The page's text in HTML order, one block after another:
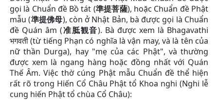
gọi là Chuẩn đề Bồ tát (準提菩薩), hoặc Chuẩn đề Phật
mẫu (準提佛母), còn ở Nhật Bản, bà được gọi là Chuẩn
đề Quán âm (准胝観音). Bà được xem là Bhagavathi
भगवती (từ tiếng Phạn có nghĩa là vận may, và là tên của
nữ thần Durga), hay "mẹ của các Phật", và thường
được xem là ngang hàng hoặc đồng nhất với Quán
Thế Âm. Việc thờ cúng Phật mẫu Chuẩn đề thể hiện
rất rõ trong Hiến Cổ Châu Phật tổ Khoa nghi (Nghi lễ
cung hiến Phật tổ chùa Cổ Châu):